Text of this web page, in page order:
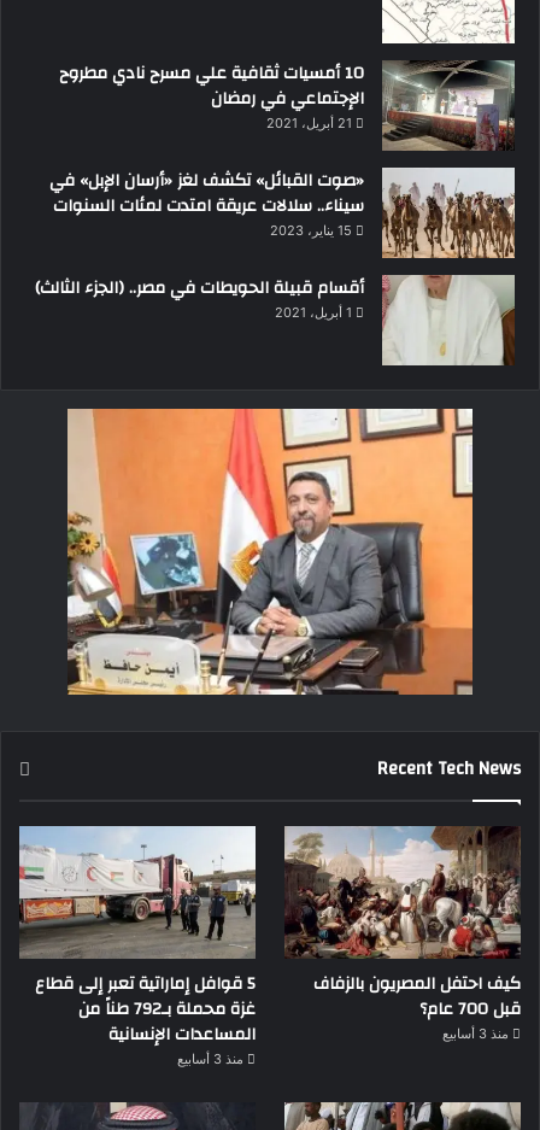
10 أمسيات ثقافية علي مسرح نادي مطروح
الإجتماعي في رمضان
21 أبريل، 2021
«صوت القبائل» تكشف لغز «أرسان الإبل» في
سيناء.. سلالات عريقة امتدت لمئات السنوات
15 يناير، 2023
أقسام قبيلة الحويطات في مصر.. (الجزء الثالث)
1 أبريل، 2021
Recent Tech News
كيف احتفل المصريون بالزفاف
قبل 700 عام؟
منذ 3 أسابيع
5 قوافل إماراتية تعبر إلى قطاع
غزة محملة بـ792 طناً من
المساعدات الإنسانية
منذ 3 أسابيع